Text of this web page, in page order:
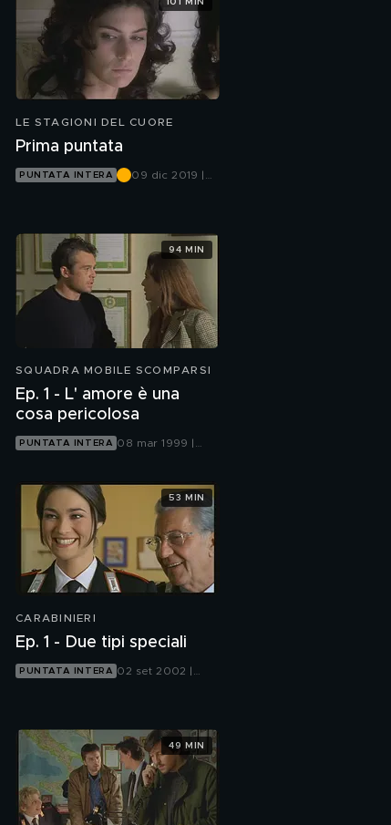
LE STAGIONI DEL CUORE
Prima puntata
PUNTATA INTERA
09 dic 2019 |
SQUADRA MOBILE SCOMPARSI
Ep. 1 - L' amore è una
cosa pericolosa
PUNTATA INTERA 08 mar 1999 |
94 MIN
CARABINIERI
Ep. 1 - Due tipi speciali
PUNTATA INTERA 02 set 2002 |
53 MIN
49 MIN